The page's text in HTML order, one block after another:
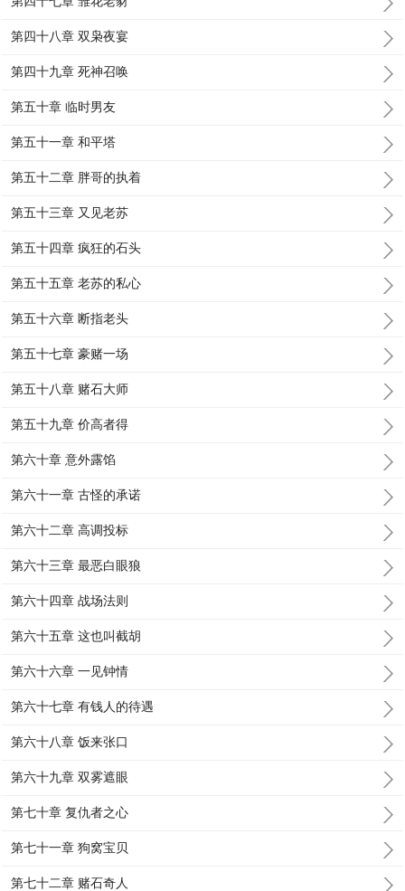
第四十八章 双枭夜宴
第四十九章 死神召唤
第五十章 临时男友
第五十一章 和平塔
第五十二章 胖哥的执着
第五十三章 又见老苏
第五十四章 疯狂的石头
第五十五章 老苏的私心
第五十六章 断指老头
第五十七章 豪赌一场
第五十八章 赌石大师
第五十九章 价高者得
第六十章 意外露馅
第六十一章 古怪的承诺
第六十二章 高调投标
第六十三章 最恶白眼狼
第六十四章 战场法则
第六十五章 这也叫截胡
第六十六章 一见钟情
第六十七章 有钱人的待遇
第六十八章 饭来张口
第六十九章 双雾遮眼
第七十章 复仇者之心
第七十一章 狗窝宝贝
第七十二章 赌石奇人